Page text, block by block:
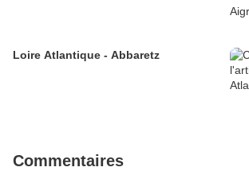
Loire Atlantique - Abbaretz
Commentaires